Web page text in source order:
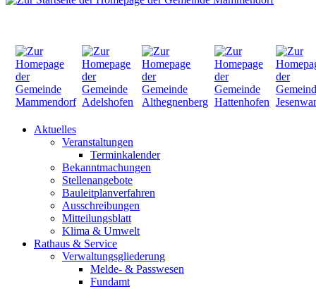
Aktuelles
Veranstaltungen
Terminkalender
Bekanntmachungen
Stellenangebote
Bauleitplanverfahren
Ausschreibungen
Mitteilungsblatt
Klima & Umwelt
Rathaus & Service
Verwaltungsgliederung
Melde- & Passwesen
Fundamt